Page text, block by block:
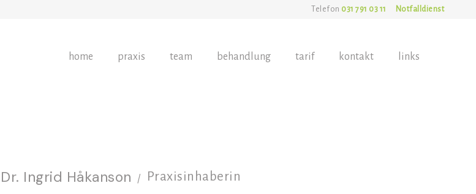
Telefon 031 791 03 11 Notfalldienst
home praxis team behandlung tarif kontakt links
Dr. Ingrid Håkanson / Praxisinhaberin